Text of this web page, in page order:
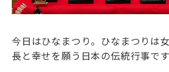
今日はひなまつり。ひなまつりは
長と幸せを願う日本の伝統行事で